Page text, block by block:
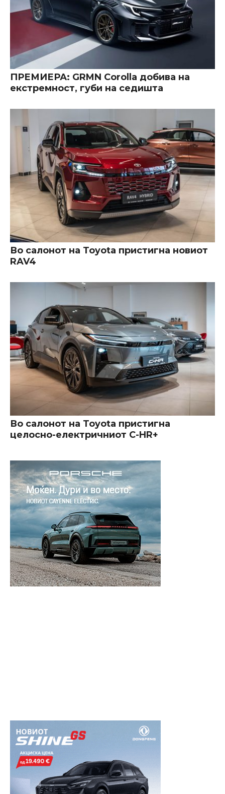
ПРЕМИЕРА: GRMN Corolla добива на
екстремност, губи на седишта
Во салонот на Toyota пристигна новиот
RAV4
Во салонот на Toyota пристигна
целосно-електричниот C-HR+